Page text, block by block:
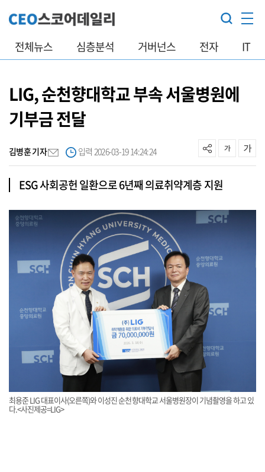
전체뉴스 심층분석 거버넌스 전자 IT
LIG, 순천향대학교 부속 서울병원에
기부금 전달
김병훈 기자 입력 2026-03-19 14:24:24
ESG 사회공헌 일환으로 6년째 의료취약계층 지원
최용준 LIG 대표이사(오른쪽)와 이성진 순천향대학교 서울병원장이 기념촬영을 하고 있
다.<사진제공=LIG>